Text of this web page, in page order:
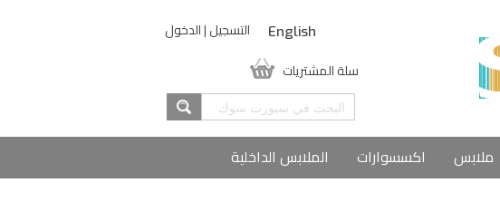
التسجيل|الدخول English
سلة المشتريات
ملابس اكسسوارات الملابس الداخلية